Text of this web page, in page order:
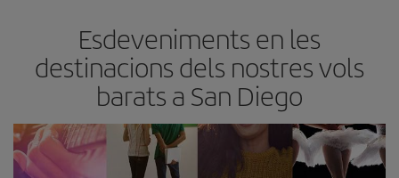
Esdeveniments en les
destinacions dels nostres vols
barats a San Diego